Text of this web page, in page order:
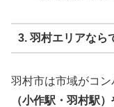
3. 羽村エリアなら
羽村市は市域がコ
（小作駅・羽村駅